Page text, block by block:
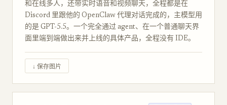
和在线多人，还带实时语音和视频聊天，全程都是在
Discord 里跟他的 OpenClaw 代理对话完成的，主模型用
的是 GPT-5.5。一个完全通过 agent、在一个普通聊天界
面里端到端做出来并上线的具体产品，全程没有 IDE。
↓ 保存图片